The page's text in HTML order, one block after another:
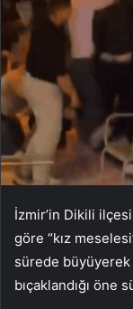
İzmir’in Dikili
göre “kız
sürede
bıçaklandığı öne